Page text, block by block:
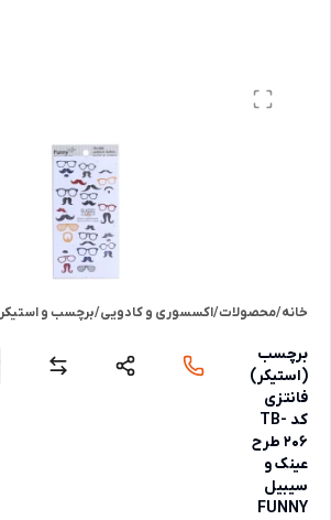
خانه/محصولات/اکسسوری و کادویی/برچسب و استیکر
برچسب
(استیکر)
فانتزی
کد TB-
206 طرح
عینک و
سیبیل
FUNNY